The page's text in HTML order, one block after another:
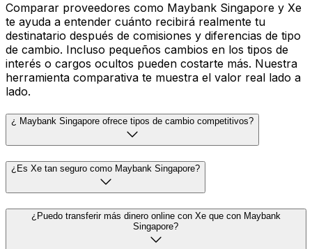
Comparar proveedores como Maybank Singapore y Xe
te ayuda a entender cuánto recibirá realmente tu
destinatario después de comisiones y diferencias de tipo
de cambio. Incluso pequeños cambios en los tipos de
interés o cargos ocultos pueden costarte más. Nuestra
herramienta comparativa te muestra el valor real lado a
lado.
¿ Maybank Singapore ofrece tipos de cambio competitivos?
¿Es Xe tan seguro como Maybank Singapore?
¿Puedo transferir más dinero online con Xe que con Maybank
Singapore?